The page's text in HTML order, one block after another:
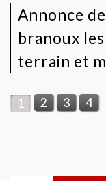
Annonce de vente mmobilière
branoux
terrain et
1 2 3 4